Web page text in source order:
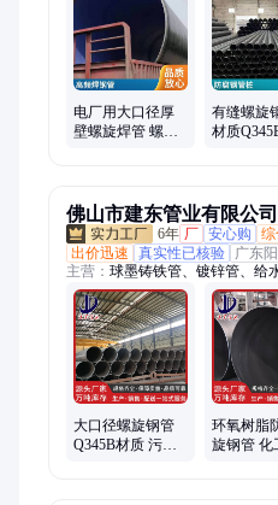
电厂用大口径厚
壁螺旋焊管 螺旋
有缝螺旋
材质
佛山市建东管业有限公司
6年 厂 安心购
出价迅速
真实性已核验
广东
主营： 球墨铸铁管、镀锌管、给
管、无缝钢管、防腐钢管、3PE
管、输水钢管、石油钢管、厚壁
口径螺旋管、国标钢管、螺旋管
焊管、钢护筒
大口径螺旋钢管
Q345B材质 污水
环氧树脂
旋钢管 化